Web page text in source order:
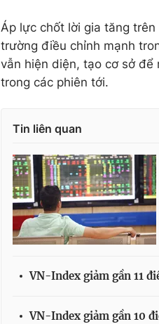
Áp lực chốt lời gia tăng
trường điều chỉnh mạnh
vẫn hiện diện, tạo cơ sở
trong các phiên tới.
Tin liên quan
VN-Index giảm gần 11
VN-Index giảm gần 10